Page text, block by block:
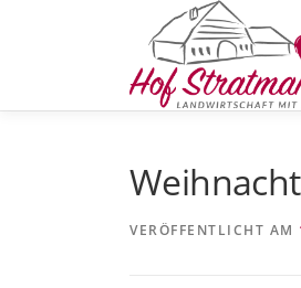
VERÖFFENTLICHT AM